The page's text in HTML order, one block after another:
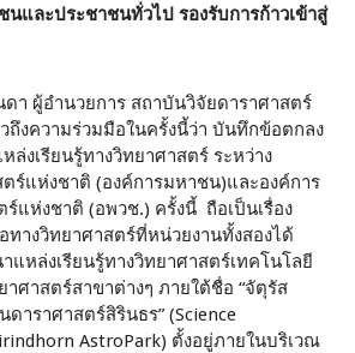
นและประชาชนทั่วไป รองรับการก้าวเข้าสู่
า ผู้อำนวยการ สถาบันวิจัยดาราศาสตร์
ถึงความร่วมมือในครั้งนี้ว่า บันทึกข้อตกลง
งเรียนรู้ทางวิทยาศาสตร์ ระหว่าง
ร์แห่งชาติ (องค์การมหาชน)และองค์การ
แห่งชาติ (อพวช.) ครั้งนี้ ถือเป็นเรื่อง
างวิทยาศาสตร์ที่หน่วยงานทั้งสองได้
หล่งเรียนรู้ทางวิทยาศาสตร์เทคโนโลยี
ศาสตร์สาขาต่างๆ ภายใต้ชื่อ “จัตุรัส
าราศาสตร์สิรินธร” (Science
AstroPark) ตั้งอยู่ภายในบริเวณ